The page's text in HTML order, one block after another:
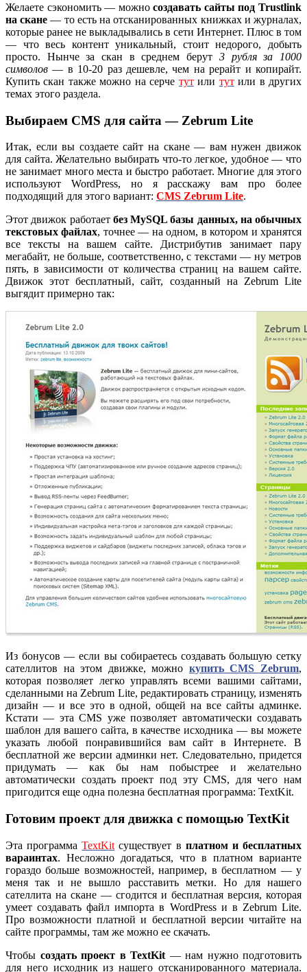
Желаете сэкономить — можносоздавать сайты под Trustlink
на скане — то есть на отсканированных книжках и журналах,
которые ранее не выкладывались в сети Интернет. Плюс в том
— что весь контент уникальный, стоит недорого, добыть
просто. Нынче за скан в среднем берут 3 рубля за 1000
символов — в 10-20 раз дешевле, чем на рерайт и копирайт.
Купить скан также можно на серче тутили тутили в других
темах этого раздела.
Выбираем CMS для сайта — Zebrum Lite
Итак, если вы создаете сайт на скане — вам нужен движок
для сайта. Желательно выбирать что-то легкое, удобное — что
не занимает много места и быстро работает. Многие для этого
используют WordPress, но я расскажу вам про более
подходящий для этого вариант: CMS Zebrum Lite.
Этот движок работает без MySQL базы данных, на обычных
текстовых файлах, точнее — на одном, в котором и хранятся
все тексты на вашем сайте. Дистрибутив занимает пару
мегабайт, не больше, соответственно, с текстами — ну метров
пять, в зависимости от количества страниц на вашем сайте.
Движок этот бесплатный, сайт, созданный на Zebrum Lite
выгядит примерно так:
Из бонусов — если вы собираетесь создавать большую сетку
сателлитов на этом движке, можно купить CMS Zebrum,
которая позволяет легко управлять всеми вашими сайтами,
сделанными на Zebrum Lite, редактировать страницу, изменять
дизайн — и все это в одной, общей на все сайты админке.
Кстати — эта CMS уже позволяет автоматически создавать
шаблон для вашего сайта, в качестве исходника — вы можете
указать любой понравившийся вам сайт в Интернете. В
бесплатной же версии админки нет. Следовательно, придется
придумать — как бы нам побыстрее и желательно
автоматически создать проект под эту CMS, для чего нам
пригодится еще одна полезна бесплатная программа: TextKit.
Готовим проект для движка с помощью TextKit
Эта программаTextKit существует в платном и бесплатных
вараинтах. Несложно догадаться, что в платном варианте
гораздо больше возможностей, например, в бесплатном — у
меня так и не вышло расставить метки. Но для нашего
сателлита на скане — сгодится и бесплатная версия, которая
умеет создавать файл импорта в WordPress и в Zebrum Lite.
Про возможности платной и бесплатной версии читайте на
сайте программы, там же можно ее скачать.
Чтобы создать проект в TextKit — нам нужно подготовить
для него исходник из нашего отсканированного материала.